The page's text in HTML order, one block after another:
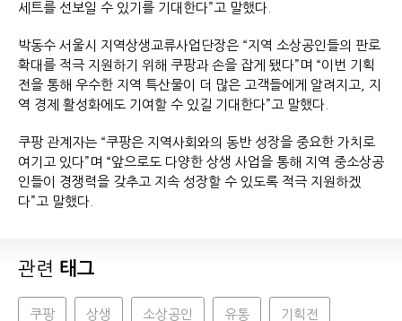
세트를 선보일 수 있기를 기대한다”고 말했다.
박동수 서울시 지역상생교류사업단장은 “지역 소상공인들의 판로
확대를 적극 지원하기 위해 쿠팡과 손을 잡게 됐다”며 “이번 기획
전을 통해 우수한 지역 특산물이 더 많은 고객들에게 알려지고, 지
역 경제 활성화에도 기여할 수 있길 기대한다”고 말했다.
쿠팡 관계자는 “쿠팡은 지역사회와의 동반 성장을 중요한 가치로
여기고 있다”며 “앞으로도 다양한 상생 사업을 통해 지역 중소상공
인들이 경쟁력을 갖추고 지속 성장할 수 있도록 적극 지원하겠
다”고 말했다.
관련 태그
쿠팡 상생 소상공인 유통 기획전